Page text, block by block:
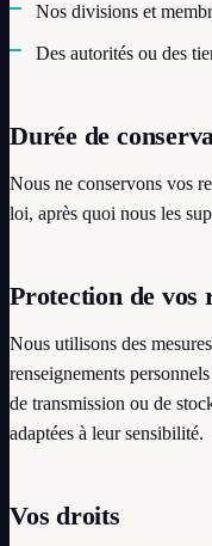
Nos divisions et
Des autorités ou des
Durée de
Nous ne conservons vos
loi, après quoi nous les
Protection de vos
Nous utilisons des
renseignements
de transmission ou de
adaptées à leur sensibilité.
Vos droits